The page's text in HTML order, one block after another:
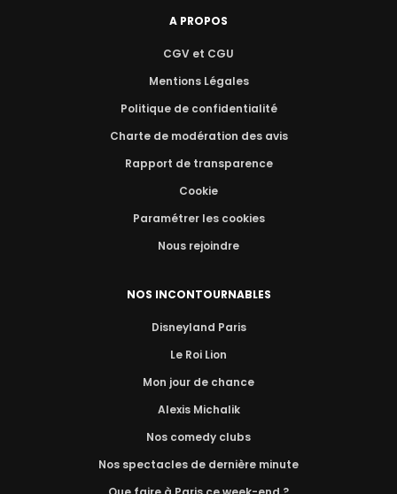
A PROPOS
CGV et CGU
Mentions Légales
Politique de confidentialité
Charte de modération des avis
Rapport de transparence
Cookie
Paramétrer les cookies
Nous rejoindre
NOS INCONTOURNABLES
Disneyland Paris
Le Roi Lion
Mon jour de chance
Alexis Michalik
Nos comedy clubs
Nos spectacles de dernière minute